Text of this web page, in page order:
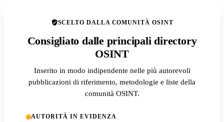
SCELTO DALLA COMUNITÀ OSINT
Consigliato dalle principali directory
OSINT
Inserito in modo indipendente nelle più autorevoli
pubblicazioni di riferimento, metodologie e liste della
comunità OSINT.
AUTORITÀ IN EVIDENZA